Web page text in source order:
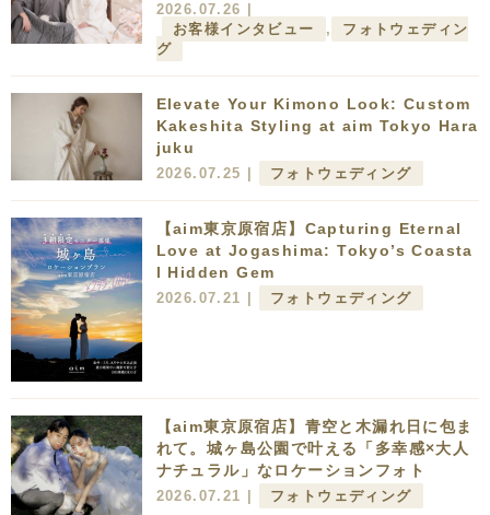
2026.07.26 |
お客様インタビュー
,
フォトウェディン
グ
Elevate Your Kimono Look: Custom
Kakeshita Styling at aim Tokyo Hara
juku
2026.07.25 | フォトウェディング
【aim東京原宿店】Capturing Eternal
Love at Jogashima: Tokyo’s Coasta
l Hidden Gem
2026.07.21 | フォトウェディング
【aim東京原宿店】青空と木漏れ日に包ま
れて。城ヶ島公園で叶える「多幸感×大人
ナチュラル」なロケーションフォト
2026.07.21 | フォトウェディング